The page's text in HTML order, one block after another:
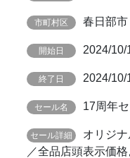
春日部市
2024/10/
2024/10/
17周年
オリジ
／全品店頭表示価